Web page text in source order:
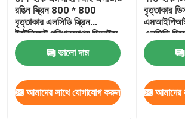
৪ ইঞ্চি এলসিডি
৭ ইঞ্চি এলসিডি মডিউল
১০ ইঞ্চি এলসিডি মডিউল
রঙিন স্ক্রিন 800 * 800
বৃত্তাকার এলসিডি স্ক্রিন
ইন্টেলিজেন্ট পরিধানযোগ্য ডিভাইস
টিএফটি এলসিডি স্ক্রিন
ভালো দাম
আমাদের সাথে যোগাযোগ করুন
বৃত্তাকার
এমআইপিআই
এলসিডি
আমাদের